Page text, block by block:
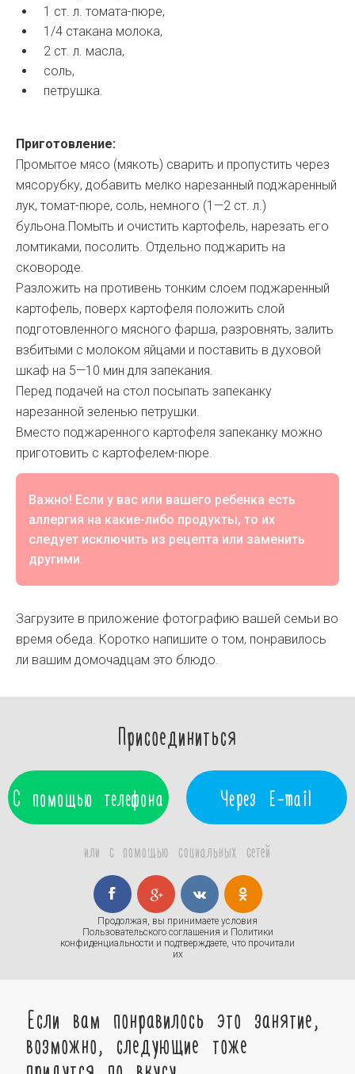
1 ст. л. томата-пюре,
1/4 стакана молока,
2 ст. л. масла,
соль,
петрушка.
Приготовление:
Промытое мясо (мякоть) сварить и пропустить через
мясорубку, добавить мелко нарезанный поджаренный
лук, томат-пюре, соль, немного (1—2 ст. л.)
бульона.Помыть и очистить картофель, нарезать его
ломтиками, посолить. Отдельно поджарить на
сковороде.
Разложить на противень тонким слоем поджаренный
картофель, поверх картофеля положить слой
подготовленного мясного фарша, разровнять, залить
взбитыми с молоком яйцами и поставить в духовой
шкаф на 5—10 мин для запекания.
Перед подачей на стол посыпать запеканку
нарезанной зеленью петрушки.
Вместо поджаренного картофеля запеканку можно
приготовить с картофелем-пюре.
Важно! Если у вас или вашего ребенка есть
аллергия на какие-либо продукты, то их
следует исключить из рецепта или заменить
другими.
Загрузите в приложение фотографию вашей семьи во
время обеда. Коротко напишите о том, понравилось
ли вашим домочадцам это блюдо.
Присоединиться
С помощью телефона Через E-mail
или с помощью социальных сетей
Продолжая, вы принимаете условия
Пользовательского соглашения и Политики
конфиденциальности и подтверждаете, что прочитали
их
Если вам понравилось это занятие,
возможно, следующие тоже